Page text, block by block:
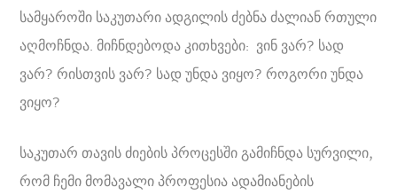
სამყაროში საკუთარი ადგილის ძებნა ძალიან რთული
აღმოჩნდა. მიჩნდებოდა კითხვები: ვინ ვარ? სად
ვარ? რისთვის ვარ? სად უნდა ვიყო? როგორი უნდა
ვიყო?
საკუთარ თავის ძიების პროცესში გამიჩნდა სურვილი,
რომ ჩემი მომავალი პროფესია ადამიანების